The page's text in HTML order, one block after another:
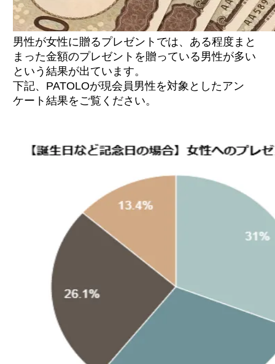
男性が女性に贈るプレゼントでは、ある程度まと
まった金額のプレゼントを贈っている男性が多い
という結果が出ています。
下記、PATOLOが現会員男性を対象としたアン
ケート結果をご覧ください。